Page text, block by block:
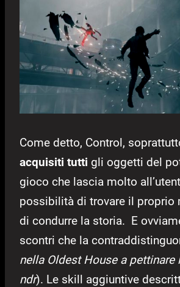
Come detto, Control,
acquisiti tutti gli oggetti del
gioco che lascia molto
possibilità di trovare il proprio
di condurre la storia. E
scontri che la
nella Oldest House a pettinare
ndr). Le skill aggiuntive